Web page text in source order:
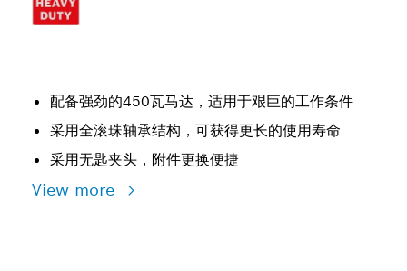
配备强劲的450瓦马达，适用于艰巨的工作条件
采用全滚珠轴承结构，可获得更长的使用寿命
采用无匙夹头，附件更换便捷
View more